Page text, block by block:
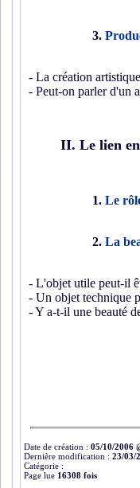
3.
- La création
- Peut-on parler d'un
II. Le lien
1. Le
2. La
- L'objet utile peut-il
- Un objet technique
- Y a-t-il une beauté
Date de création : 05/10/2006
Dernière modification : 23/03/
Catégorie :
Page lue 16308 fois